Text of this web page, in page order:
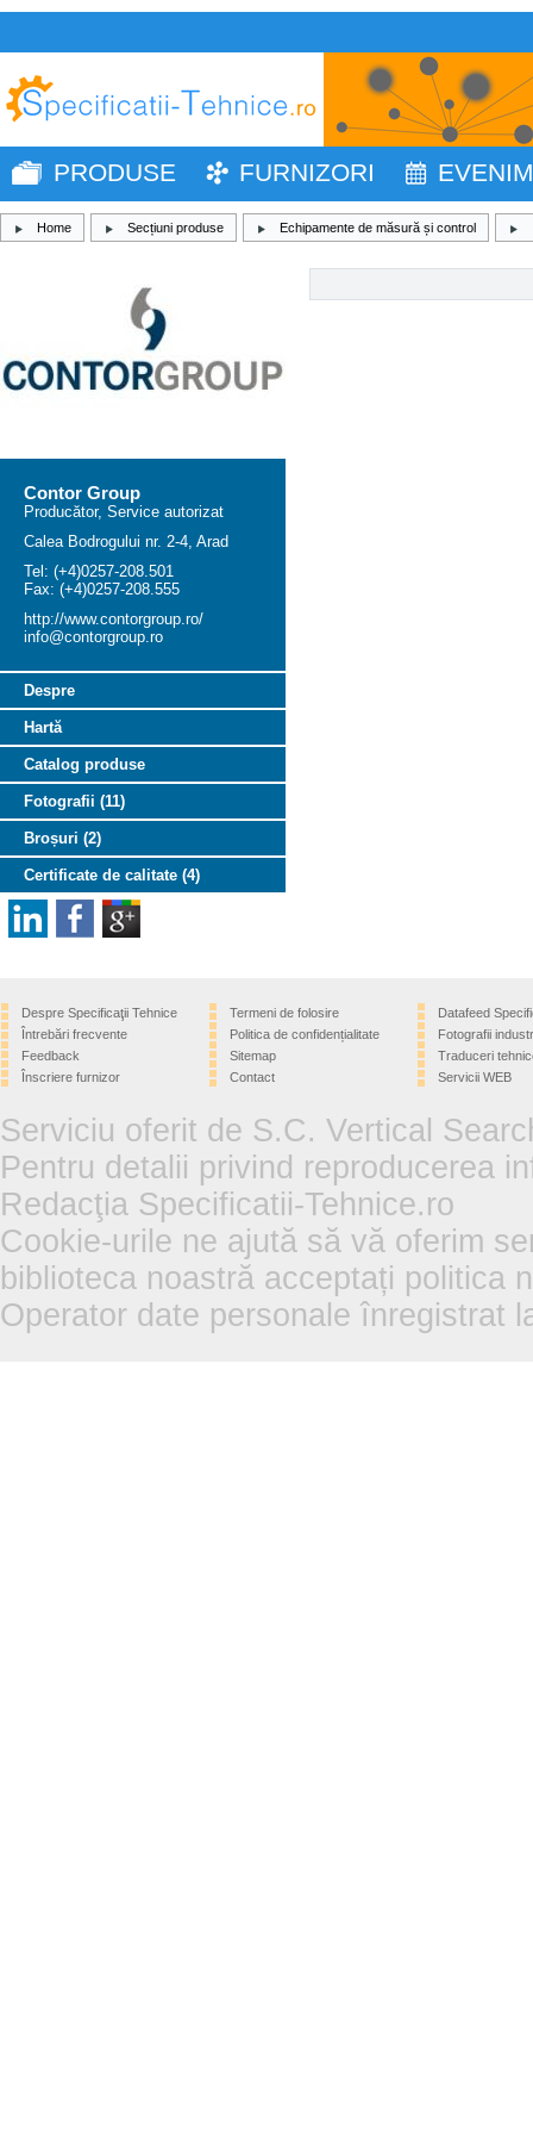
PRODUSE FURNIZORI
Home Secțiuni produse Echipamente de măsură și control
Contor Group
Producător, Service autorizat
Calea Bodrogului nr. 2-4, Arad
Tel: (+4)0257-208.501
Fax: (+4)0257-208.555
http://www.contorgroup.ro/
info@contorgroup.ro
Despre
Hartă
Catalog produse
Fotografii (11)
Broșuri (2)
Certificate de calitate (4)
Despre Specificaţii Tehnice
Întrebări frecvente
Feedback
Înscriere furnizor
Termeni de folosire
Politica de confidențialitate
Sitemap
Contact
Datafeed
Fotografii
Traduceri
Servicii WEB
Serviciu oferit de S.C. Vertical
Pentru detalii privind reproducerea
Redacţia Specificatii-Tehnice.ro
Cookie-urile ne ajută să vă oferim
biblioteca noastră acceptați politica
Operator date personale înregistrat